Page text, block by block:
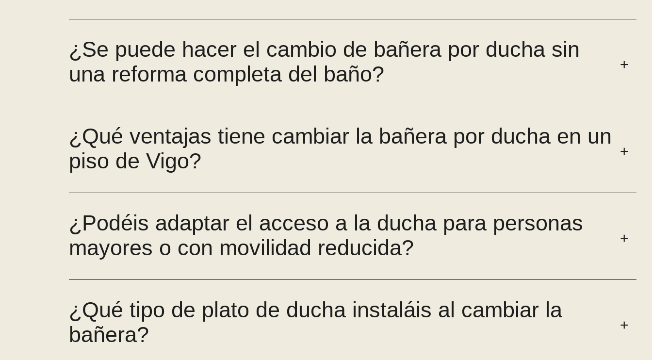
¿Se puede hacer el cambio de bañera por ducha sin
una reforma completa del baño?
¿Qué ventajas tiene cambiar la bañera por ducha en un
piso de Vigo?
¿Podéis adaptar el acceso a la ducha para personas
mayores o con movilidad reducida?
¿Qué tipo de plato de ducha instaláis al cambiar la
bañera?